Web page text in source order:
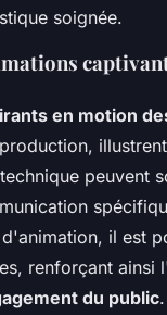
soignée.
en motion
peuvent
il est
renforçant ainsi
du public.